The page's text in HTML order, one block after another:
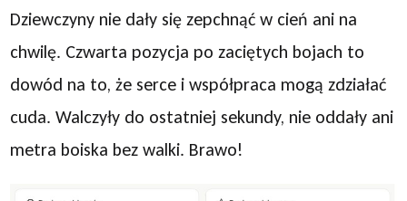
Dziewczyny nie dały się zepchnąć w cień ani na
chwilę. Czwarta pozycja po zaciętych bojach to
dowód na to, że serce i współpraca mogą zdziałać
cuda. Walczyły do ostatniej sekundy, nie oddały ani
metra boiska bez walki. Brawo!